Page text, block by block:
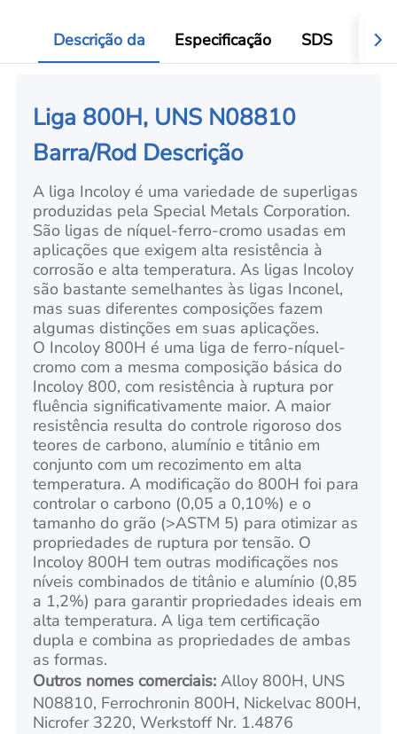
Descrição da Especificação SDS
Liga 800H, UNS N08810
Barra/Rod Descrição
A liga Incoloy é uma variedade de superligas
produzidas pela Special Metals Corporation.
São ligas de níquel-ferro-cromo usadas em
aplicações que exigem alta resistência à
corrosão e alta temperatura. As ligas Incoloy
são bastante semelhantes às ligas Inconel,
mas suas diferentes composições fazem
algumas distinções em suas aplicações.
O Incoloy 800H é uma liga de ferro-níquel-
cromo com a mesma composição básica do
Incoloy 800, com resistência à ruptura por
fluência significativamente maior. A maior
resistência resulta do controle rigoroso dos
teores de carbono, alumínio e titânio em
conjunto com um recozimento em alta
temperatura. A modificação do 800H foi para
controlar o carbono (0,05 a 0,10%) e o
tamanho do grão (>ASTM 5) para otimizar as
propriedades de ruptura por tensão. O
Incoloy 800H tem outras modificações nos
níveis combinados de titânio e alumínio (0,85
a 1,2%) para garantir propriedades ideais em
alta temperatura. A liga tem certificação
dupla e combina as propriedades de ambas
as formas.
Outros nomes comerciais: Alloy 800H, UNS
N08810, Ferrochronin 800H, Nickelvac 800H,
Nicrofer 3220, Werkstoff Nr. 1.4876